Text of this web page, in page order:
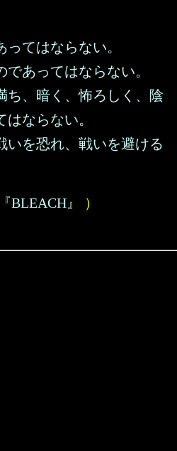
てはならない。
あってはならない。
ち、暗く、怖ろしく、陰
ならない。
いを恐れ、戦いを避ける
BLEACH』
）